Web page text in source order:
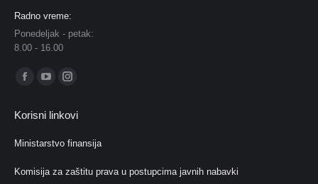
Radno vreme:
Ponedeljak - petak:
8.00 - 16.00
Find us on:
Facebook
opens
in
window
YouTube
opens
in
window
Instagram
opens
in
window
Korisni linkovi
Ministarstvo finansija
Komisija za zaštitu prava u postupcima javnih nabavki